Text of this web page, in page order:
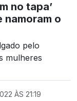
no tapa’
namoram o
pelo
mulheres
ÀS 21:19